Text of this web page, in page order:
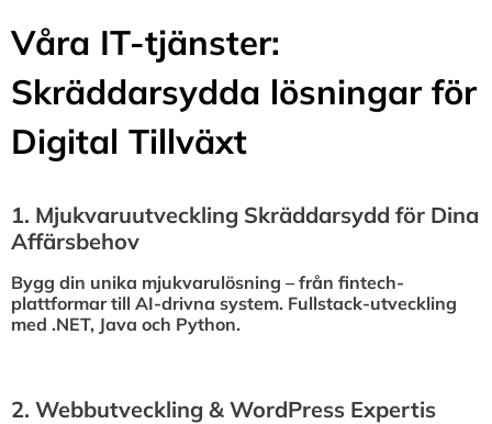
Våra IT-tjänster:
Skräddarsydda lösningar för
Digital Tillväxt
1.⁠ ⁠Mjukvaruutveckling Skräddarsydd för Dina
Affärsbehov
Bygg din unika mjukvarulösning – från fintech-
plattformar till AI-drivna system. Fullstack-utveckling
med .NET, Java och Python.
2.⁠ ⁠Webbutveckling & WordPress Expertis